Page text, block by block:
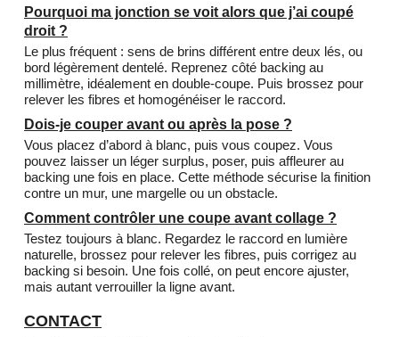
Pourquoi ma jonction se voit alors que j’ai coupé
droit ?
Le plus fréquent : sens de brins différent entre deux lés, ou
bord légèrement dentelé. Reprenez côté backing au
millimètre, idéalement en double-coupe. Puis brossez pour
relever les fibres et homogénéiser le raccord.
Dois-je couper avant ou après la pose ?
Vous placez d’abord à blanc, puis vous coupez. Vous
pouvez laisser un léger surplus, poser, puis affleurer au
backing une fois en place. Cette méthode sécurise la finition
contre un mur, une margelle ou un obstacle.
Comment contrôler une coupe avant collage ?
Testez toujours à blanc. Regardez le raccord en lumière
naturelle, brossez pour relever les fibres, puis corrigez au
backing si besoin. Une fois collé, on peut encore ajuster,
mais autant verrouiller la ligne avant.
CONTACT